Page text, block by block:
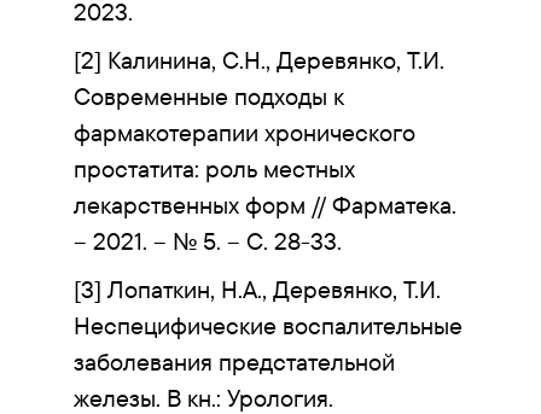
2023.
[2] Калинина, С.Н., Деревянко, Т.И.
Современные подходы к
фармакотерапии хронического
простатита: роль местных
лекарственных форм // Фарматека.
– 2021. – № 5. – С. 28-33.
[3] Лопаткин, Н.А., Деревянко, Т.И.
Неспецифические воспалительные
заболевания предстательной
железы. В кн.: Урология.